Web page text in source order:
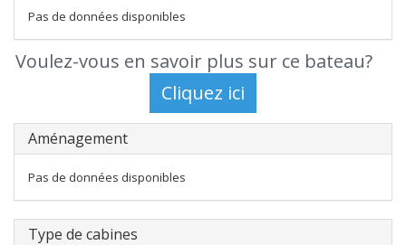
Pas de données disponibles
Voulez-vous en savoir plus sur ce bateau?
Aménagement
Pas de données disponibles
Type de cabines